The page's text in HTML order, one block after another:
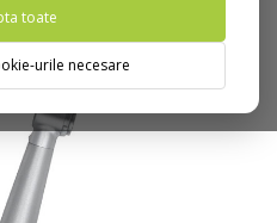
toate
urile necesare